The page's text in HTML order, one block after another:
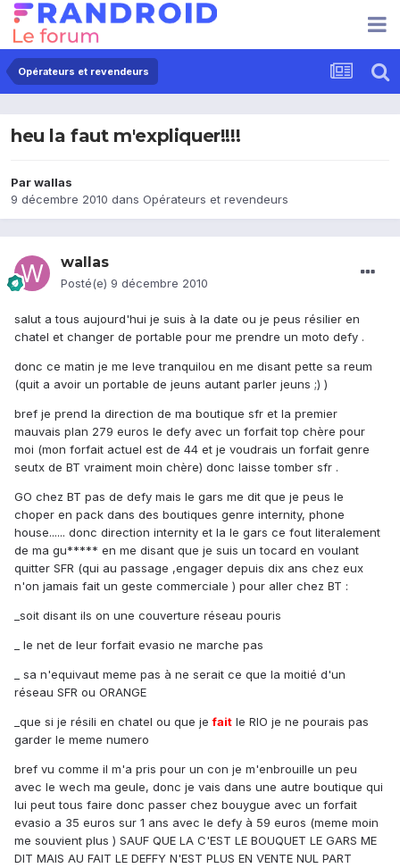
Opérateurs et revendeurs
heu la faut m'expliquer!!!!
Parwallas
9 décembre 2010 dans Opérateurs et revendeurs
wallas
Posté(e) 9 décembre 2010
salut a tous aujourd'hui je suis à la date ou je peus résilier en
chatel et changer de portable pour me prendre un moto defy .
donc ce matin je me leve tranquilou en me disant pette sa reum
(quit a avoir un portable de jeuns autant parler jeuns ;) )
bref je prend la direction de ma boutique sfr et la premier
mauvais plan 279 euros le defy avec un forfait top chère pour
moi (mon forfait actuel est de 44 et je voudrais un forfait genre
seutx de BT vraiment moin chère) donc laisse tomber sfr .
GO chez BT pas de defy mais le gars me dit que je peus le
choper en pack dans des boutiques genre internity, phone
house...... donc direction internity et la le gars ce fout literalement
de ma gu***** en me disant que je suis un tocard en voulant
quitter SFR (qui au passage ,engager depuis dix ans chez eux
n'on jamais fait un geste commerciale ) pour aller chez BT :
_soit disant ils on une couverture réseau pouris
_ le net de leur forfait evasio ne marche pas
_ sa n'equivaut meme pas à ne serait ce que la moitié d'un
réseau SFR ou ORANGE
_que si je résili en chatel ou que jefait le RIO je ne pourais pas
garder le meme numero
bref vu comme il m'a pris pour un con je m'enbrouille un peu
avec le wech ma geule, donc je vais dans une autre boutique qui
lui peut tous faire donc passer chez bouygue avec un forfait
evasio a 35 euros sur 1 ans avec le defy à 59 euros (meme moin
me souvient plus ) SAUF QUE LA C'EST LE BOUQUET LE GARS ME
DIT MAIS AU FAIT LE DEFFY N'EST PLUS EN VENTE NUL PART